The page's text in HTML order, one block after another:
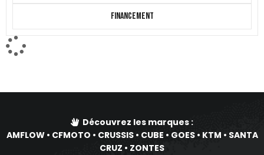
Financement
Découvrez les marques :
AMFLOW• CFMOTO • CRUSSIS• CUBE • GOES• KTM • SANTA
CRUZ • ZONTES